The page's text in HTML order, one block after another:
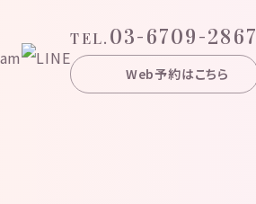
TEL. 03-6709-2867
Web予約はこちら